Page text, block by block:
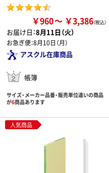
￥960 ￥3,386
お届け日：8月11日（火）
お急ぎ便：8月10日（月）
アスクル在庫商品
帳簿
サイズ・メーカー品番・販売単位違いの商品
が6商品あります
人気商品